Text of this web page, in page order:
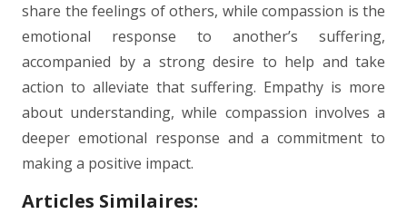
share the feelings of others, while compassion is the
emotional response to another’s suffering,
accompanied by a strong desire to help and take
action to alleviate that suffering. Empathy is more
about understanding, while compassion involves a
deeper emotional response and a commitment to
making a positive impact.
Articles Similaires: